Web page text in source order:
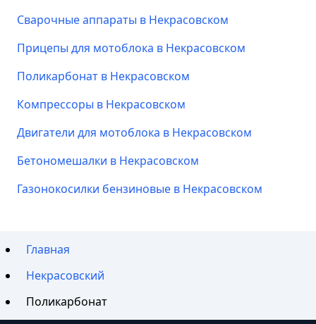
Сварочные аппараты в Некрасовском
Прицепы для мотоблока в Некрасовском
Поликарбонат в Некрасовском
Компрессоры в Некрасовском
Двигатели для мотоблока в Некрасовском
Бетономешалки в Некрасовском
Газонокосилки бензиновые в Некрасовском
Главная
Некрасовский
Поликарбонат